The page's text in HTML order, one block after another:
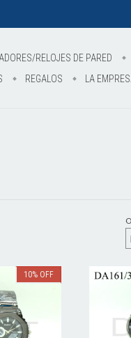
RELOJES DE PARED
REGALOS LA
10% OFF